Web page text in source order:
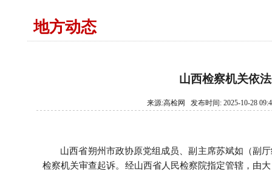
编委会架构
联系我们
地方动态
山西检察机关依
来源:高检网 发布时间: 2025-10-28
山西省朔州市政协原党组成员、副主席苏斌如（副
检察机关审查起诉。经山西省人民检察院指定管辖，由